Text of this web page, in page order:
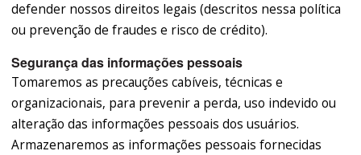
defender nossos direitos legais (descritos nessa política
ou prevenção de fraudes e risco de crédito).
Segurança das informações pessoais
Tomaremos as precauções cabíveis, técnicas e
organizacionais, para prevenir a perda, uso indevido ou
alteração das informações pessoais dos usuários.
Armazenaremos as informações pessoais fornecidas